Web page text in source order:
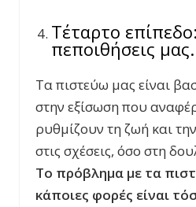
Τέταρτο
πεποιθήσεις μας.
Τα πιστεύω μας είναι
στην εξίσωση που
ρυθμίζουν τη ζωή και
στις σχέσεις, όσο στη
Το πρόβλημα με τα
κάποιες φορές είναι